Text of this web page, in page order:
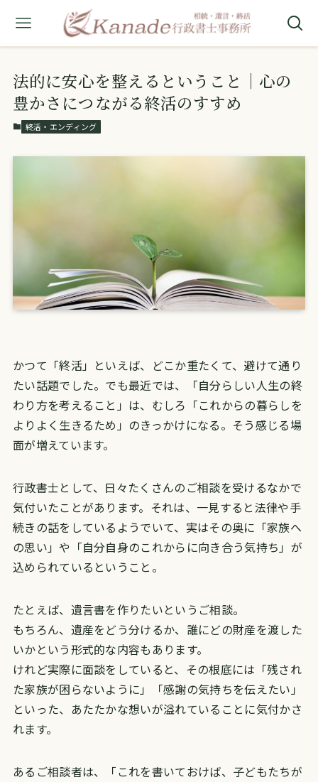
法的に安心を整えるということ｜心の
豊かさにつながる終活のすすめ
終活・エンディング
かつて「終活」といえば、どこか重たくて、避けて通り
たい話題でした。 でも最近では、「自分らしい人生の終
わり方を考えること」は、むしろ「これからの暮らしを
よりよく生きるため」のきっかけになる。 そう感じる場
面が増えています。
行政書士として、日々たくさんのご相談を受けるなかで
気付いたことがあります。 それは、一見すると法律や手
続きの話をしているようでいて、実はその奥に「家族へ
の思い」や「自分自身のこれからに向き合う気持ち」が
込められているということ。
たとえば、遺言書を作りたいというご相談。
もちろん、遺産をどう分けるか、誰にどの財産を渡した
いかという形式的な内容もあります。
けれど実際に面談をしていると、その根底には「残され
た家族が困らないように」「感謝の気持ちを伝えたい」
といった、あたたかな想いが溢れていることに気付かさ
れます。
あるご相談者は、「これを書いておけば、子どもたちが